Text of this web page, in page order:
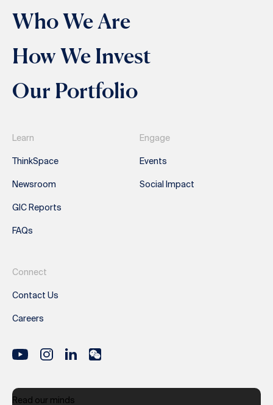
Who We Are
How We Invest
Our Portfolio
Learn
ThinkSpace
Newsroom
GIC Reports
FAQs
Engage
Events
Social Impact
Connect
Contact Us
Careers
Read our minds